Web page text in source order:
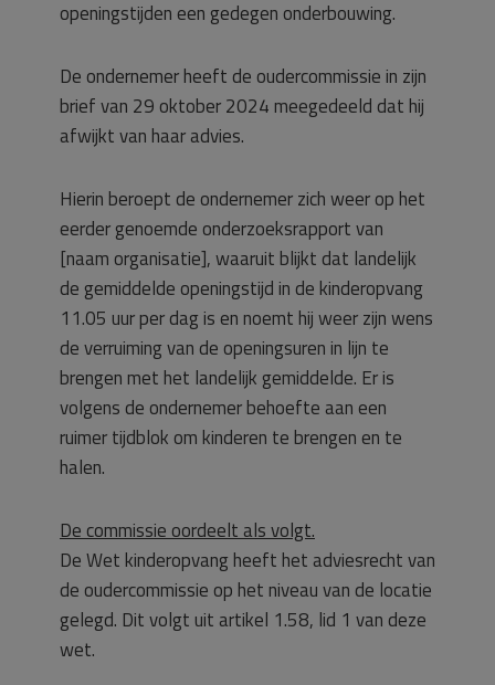
openingstijden een gedegen onderbouwing.
De ondernemer heeft de oudercommissie in zijn
brief van 29 oktober 2024 meegedeeld dat hij
afwijkt van haar advies.
Hierin beroept de ondernemer zich weer op het
eerder genoemde onderzoeksrapport van
[naam organisatie], waaruit blijkt dat landelijk
de gemiddelde openingstijd in de kinderopvang
11.05 uur per dag is en noemt hij weer zijn wens
de verruiming van de openingsuren in lijn te
brengen met het landelijk gemiddelde. Er is
volgens de ondernemer behoefte aan een
ruimer tijdblok om kinderen te brengen en te
halen.
De commissie oordeelt als volgt.
De Wet kinderopvang heeft het adviesrecht van
de oudercommissie op het niveau van de locatie
gelegd. Dit volgt uit artikel 1.58, lid 1 van deze
wet.